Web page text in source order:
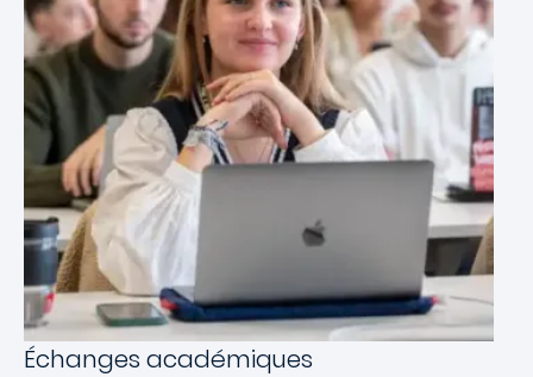
Échanges académiques